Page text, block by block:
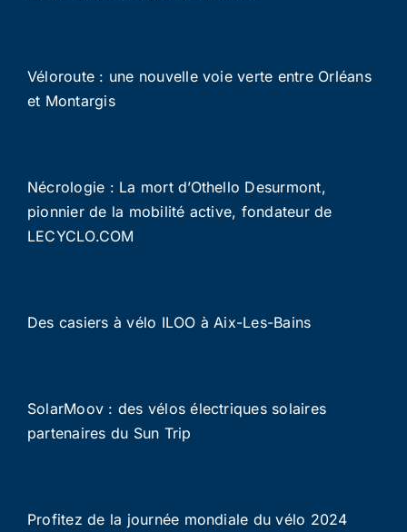
Véloroute : une nouvelle voie verte entre Orléans
et Montargis
Nécrologie : La mort d’Othello Desurmont,
pionnier de la mobilité active, fondateur de
LECYCLO.COM
Des casiers à vélo ILOO à Aix-Les-Bains
SolarMoov : des vélos électriques solaires
partenaires du Sun Trip
Profitez de la journée mondiale du vélo 2024